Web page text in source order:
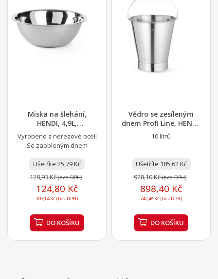
Miska na šlehání,
HENDI, 4,9L,
⌀300x(H)118mm
Vyrobeno z nerezové oceli
Se zaobleným dnem
Ušetříte 25,79 Kč
128,93 Kč(bez DPH)
124,80 Kč
103,14 Kč (bez DPH)
DO KOŠÍKU
Vědro se zesíleným
dnem Profi Line, HENDI,
Profi Line,...
10 litrů
Ušetříte 185,62 Kč
928,10 Kč(bez DPH)
898,40 Kč
742,48 Kč (bez DPH)
DO KOŠÍKU